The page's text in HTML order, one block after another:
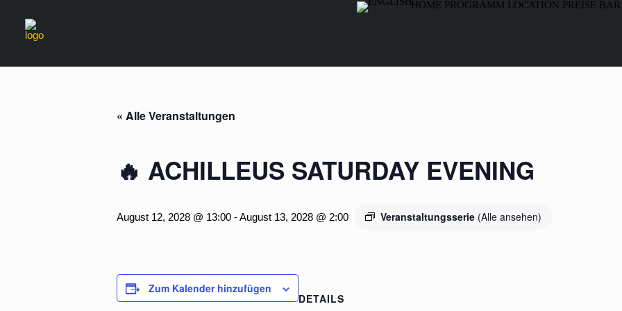
HOME PROGRAMM LOCATION PREISE BAR
« Alle Veranstaltungen
🔥 ACHILLEUS SATURDAY EVENING
August 12, 2028 @ 13:00 -August 13, 2028 @ 2:00 Veranstaltungsserie (Alle ansehen)
Zum Kalender hinzufügen
DETAILS